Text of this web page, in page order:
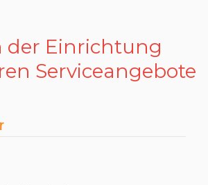
der Einrichtung
Serviceangebote